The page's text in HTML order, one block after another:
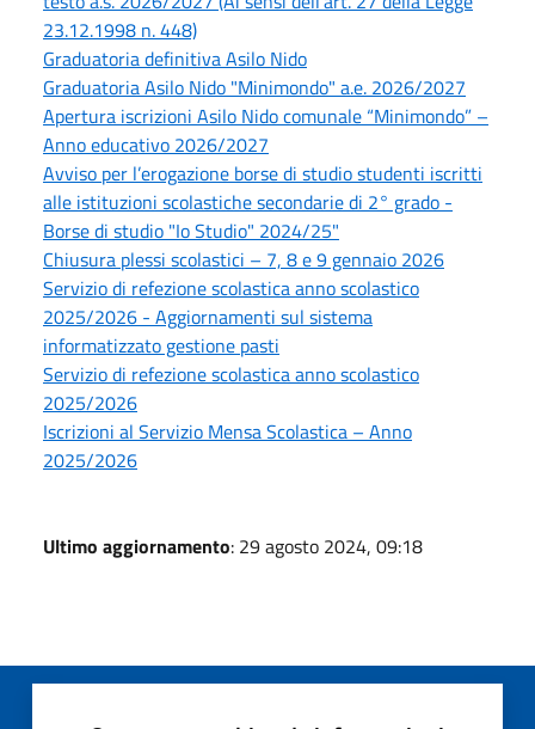
23.12.1998 n. 448)
Graduatoria definitiva Asilo Nido
Graduatoria Asilo Nido "Minimondo" a.e. 2026/2027
Apertura iscrizioni Asilo Nido comunale “Minimondo” –
Anno educativo 2026/2027
Avviso per l’erogazione borse di studio studenti iscritti
alle istituzioni scolastiche secondarie di 2° grado -
Borse di studio "Io Studio" 2024/25"
Chiusura plessi scolastici – 7, 8 e 9 gennaio 2026
Servizio di refezione scolastica anno scolastico
2025/2026 - Aggiornamenti sul sistema
informatizzato gestione pasti
Servizio di refezione scolastica anno scolastico
2025/2026
Iscrizioni al Servizio Mensa Scolastica – Anno
2025/2026
Ultimo aggiornamento: 29 agosto 2024, 09:18